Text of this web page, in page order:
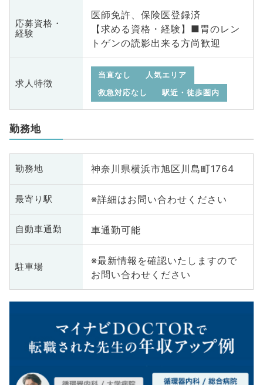
応募資格・
経験
医師免許、保険医登録済
【求める資格・経験】■胃のレン
トゲンの読影出来る方尚歓迎
求人特徴
当直なし
人気エリア
救急対応なし
駅近・徒歩圏内
勤務地
勤務地 神奈川県横浜市旭区川島町1764
最寄り駅 ※詳細はお問い合わせください
自動車通勤 車通勤可能
駐車場
※最新情報を確認いたしますので
お問い合わせください